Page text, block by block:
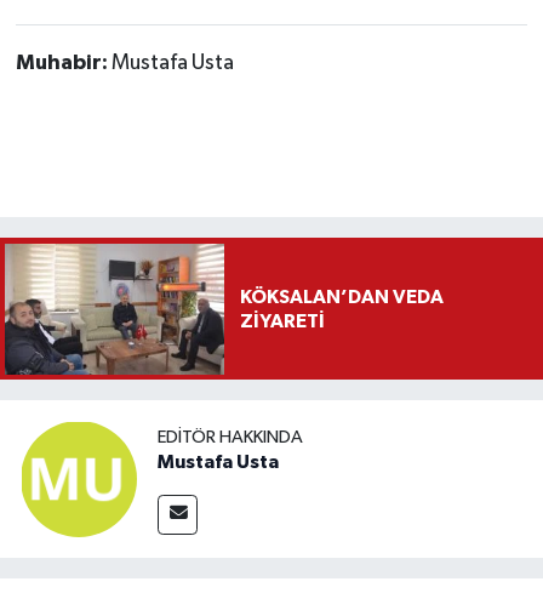
Muhabir: Mustafa Usta
KÖKSALAN’DAN VEDA
ZİYARETİ
EDITÖR HAKKINDA
Mustafa Usta